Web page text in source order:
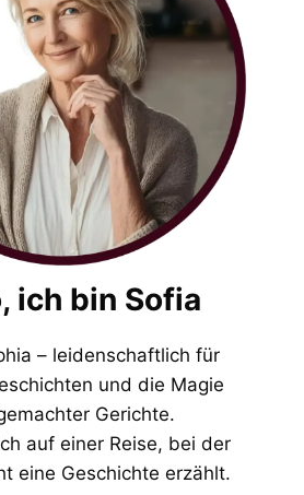
ich bin Sofia
– leidenschaftlich für
und die Magie
Gerichte.
auf einer Reise, bei der
eine Geschichte erzählt.